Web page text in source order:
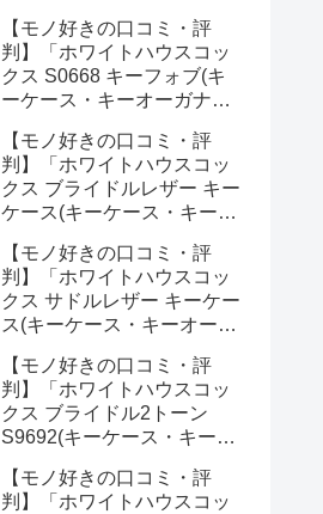
【モノ好きの口コミ・評
判】「ホワイトハウスコッ
クス S0668 キーフォブ(キ
ーケース・キーオーガナイ
正直感想
【モノ好きの口コミ・評
判】「ホワイトハウスコッ
クス ブライドルレザー キー
ケース(キーケース・キーオ
ってみた正直感想
【モノ好きの口コミ・評
判】「ホワイトハウスコッ
クス サドルレザー キーケー
ス(キーケース・キーオーガ
みた正直感想
【モノ好きの口コミ・評
判】「ホワイトハウスコッ
クス ブライドル2トーン
S9692(キーケース・キーオ
ってみた正直感想
【モノ好きの口コミ・評
判】「ホワイトハウスコッ